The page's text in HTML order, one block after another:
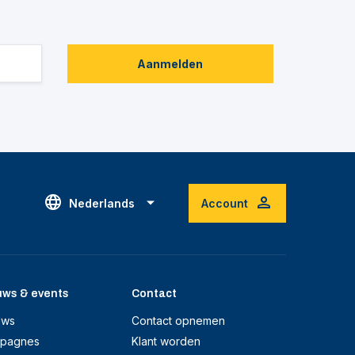
Aanmelden
Nederlands Account
& events Contact
Contact opnemen
Klant worden